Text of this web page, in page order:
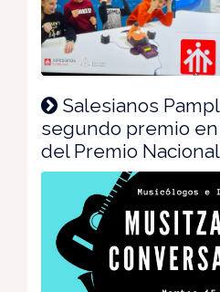
Salesianos
segundo premio en
del Premio